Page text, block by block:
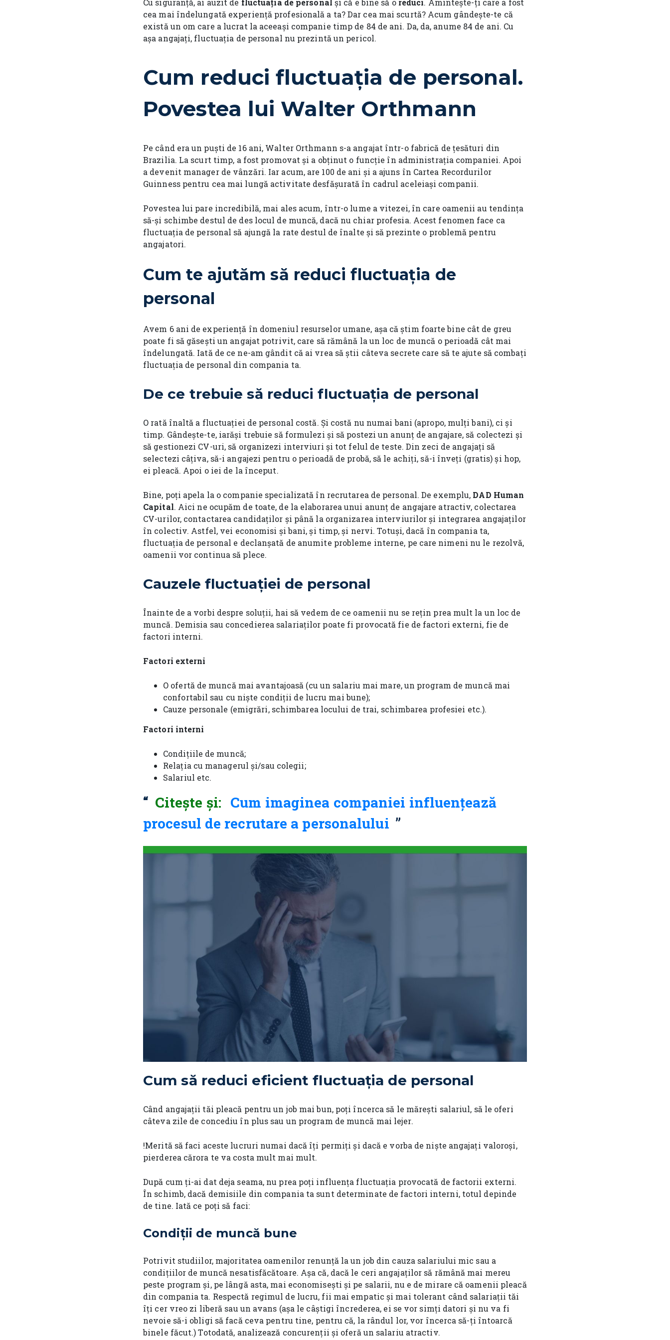
Cu siguranță, ai auzit de fluctuația de personal și că e bine să o reduci. Amintește-ți care a fost
cea mai îndelungată experiență profesională a ta? Dar cea mai scurtă? Acum gândește-te că
există un om care a lucrat la aceeași companie timp de 84 de ani. Da, da, anume 84 de ani. Cu
așa angajați, fluctuația de personal nu prezintă un pericol.
Cum reduci fluctuația de personal.
Povestea lui Walter Orthmann
Pe când era un puști de 16 ani, Walter Orthmann s-a angajat într-o fabrică de țesături din
Brazilia. La scurt timp, a fost promovat și a obținut o funcție în administrația companiei. Apoi
a devenit manager de vânzări. Iar acum, are 100 de ani și a ajuns în Cartea Recordurilor
Guinness pentru cea mai lungă activitate desfășurată în cadrul aceleiași companii.
Povestea lui pare incredibilă, mai ales acum, într-o lume a vitezei, în care oamenii au tendința
să-și schimbe destul de des locul de muncă, dacă nu chiar profesia. Acest fenomen face ca
fluctuația de personal să ajungă la rate destul de înalte și să prezinte o problemă pentru
angajatori.
Cum te ajutăm să reduci fluctuația de
personal
Avem 6 ani de experiență în domeniul resurselor umane, așa că știm foarte bine cât de greu
poate fi să găsești un angajat potrivit, care să rămână la un loc de muncă o perioadă cât mai
îndelungată. Iată de ce ne-am gândit că ai vrea să știi câteva secrete care să te ajute să combați
fluctuația de personal din compania ta.
De ce trebuie să reduci fluctuația de personal
O rată înaltă a fluctuației de personal costă. Și costă nu numai bani (apropo, mulți bani), ci și
timp. Gândește-te, iarăși trebuie să formulezi și să postezi un anunț de angajare, să colectezi și
să gestionezi CV-uri, să organizezi interviuri și tot felul de teste. Din zeci de angajați să
selectezi câțiva, să-i angajezi pentru o perioadă de probă, să le achiți, să-i înveți (gratis) și hop,
ei pleacă. Apoi o iei de la început.
Bine, poți apela la o companie specializată în recrutarea de personal. De exemplu, DAD Human
Capital. Aici ne ocupăm de toate, de la elaborarea unui anunț de angajare atractiv, colectarea
CV-urilor, contactarea candidaților și până la organizarea interviurilor și integrarea angajaților
în colectiv. Astfel, vei economisi și bani, și timp, și nervi. Totuși, dacă în compania ta,
fluctuația de personal e declanșată de anumite probleme interne, pe care nimeni nu le rezolvă,
oamenii vor continua să plece.
Cauzele fluctuației de personal
Înainte de a vorbi despre soluții, hai să vedem de ce oamenii nu se rețin prea mult la un loc de
muncă. Demisia sau concedierea salariaților poate fi provocată fie de factori externi, fie de
factori interni.
Factori externi
O ofertă de muncă mai avantajoasă (cu un salariu mai mare, un program de muncă mai
confortabil sau cu niște condiții de lucru mai bune);
Cauze personale (emigrări, schimbarea locului de trai, schimbarea profesiei etc.).
Factori interni
Condițiile de muncă;
Relația cu managerul și/sau colegii;
Salariul etc.
Citește și: Cum imaginea companiei influențează
procesul de recrutare a personalului
Cum să reduci eficient fluctuația de personal
Când angajații tăi pleacă pentru un job mai bun, poți încerca să le mărești salariul, să le oferi
câteva zile de concediu în plus sau un program de muncă mai lejer.
!Merită să faci aceste lucruri numai dacă îți permiți și dacă e vorba de niște angajați valoroși,
pierderea cărora te va costa mult mai mult.
După cum ți-ai dat deja seama, nu prea poți influența fluctuația provocată de factorii externi.
În schimb, dacă demisiile din compania ta sunt determinate de factori interni, totul depinde
de tine. Iată ce poți să faci:
Condiții de muncă bune
Potrivit studiilor, majoritatea oamenilor renunță la un job din cauza salariului mic sau a
condițiilor de muncă nesatisfăcătoare. Așa că, dacă le ceri angajaților să rămână mai mereu
peste program și, pe lângă asta, mai economisești și pe salarii, nu e de mirare că oamenii pleacă
din compania ta. Respectă regimul de lucru, fii mai empatic și mai tolerant când salariații tăi
îți cer vreo zi liberă sau un avans (așa le câștigi încrederea, ei se vor simți datori și nu va fi
nevoie să-i obligi să facă ceva pentru tine, pentru că, la rândul lor, vor încerca să-ți întoarcă
binele făcut.) Totodată, analizează concurenții și oferă un salariu atractiv.